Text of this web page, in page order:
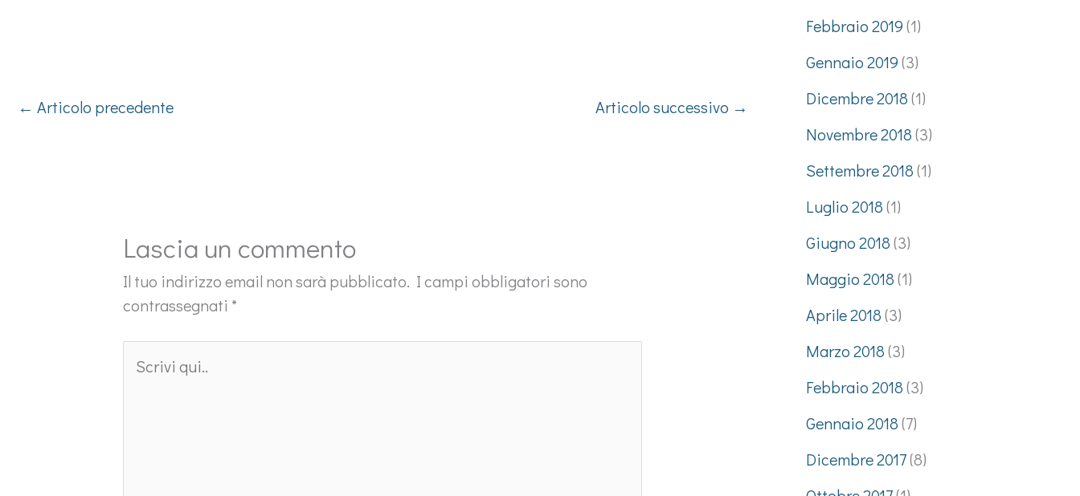
← Articolo precedente Articolo successivo →
Lascia un commento
Il tuo indirizzo email non sarà pubblicato. I campi obbligatori sono
contrassegnati *
qui..
Febbraio 2019(1)
Gennaio 2019(3)
Dicembre 2018(1)
Novembre 2018(3)
Settembre 2018(1)
Luglio 2018(1)
Giugno 2018(3)
Maggio 2018(1)
Aprile 2018(3)
Marzo 2018(3)
Febbraio 2018(3)
Gennaio 2018(7)
Dicembre 2017(8)